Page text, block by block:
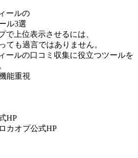
ールの
ル3選
で上位表示させるには、
ても過言ではありません。
ールの口コミ収集に役立つツールを
能重視
カオプ公式HP